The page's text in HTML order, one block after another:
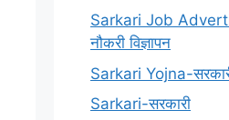
Sarkari Job
नौकरी विज्ञापन
Sarkari Yojna-
Sarkari-सरकारी